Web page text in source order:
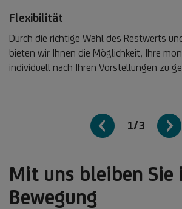
Flexibilität
Durch die richtige Wahl des Restwerts
bieten wir Ihnen die Möglichkeit, Ihre
individuell nach Ihren Vorstellungen zu
1/3
Mit uns bleiben Sie
Bewegung